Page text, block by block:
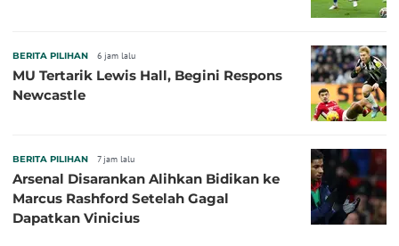
BERITA PILIHAN 6 jam lalu
MU Tertarik Lewis Hall, Begini Respons
Newcastle
BERITA PILIHAN 7 jam lalu
Arsenal Disarankan Alihkan Bidikan ke
Marcus Rashford Setelah Gagal
Dapatkan Vinicius